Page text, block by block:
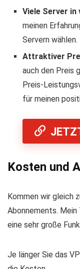
Viele Server in
meinen
Servern
Attraktiver
auch den Preis
Preis-
für meinen
Kosten und
Kommen wir gleich
Abonnements.
eine sehr große
Je länger Sie das